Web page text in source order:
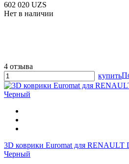
602 020 UZS
Нет в наличии
4 отзыва
купить
3D коврики Euromat для RENAULT
Черный